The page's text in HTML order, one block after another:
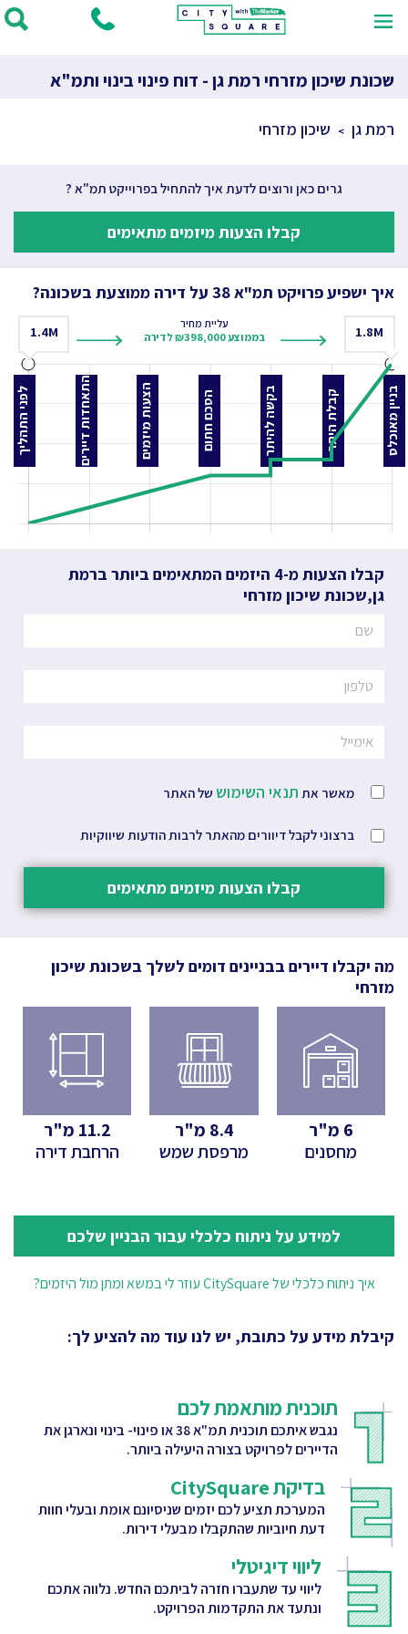
שכונת שיכון מזרחי רמת גן - דוח פינוי בינוי ותמ"א
רמת גן שיכון מזרחי
גרים כאן ורוצים לדעת איך להתחיל בפרוייקט תמ"א ?
קבלו הצעות מיזמים מתאימים
איך ישפיע פרויקט תמ"א 38 על דירה ממוצעת בשכונה?
1.8M
עליית מחיר
בממוצע ₪398,000 לדירה
1.4M
לפני התהליך התאחדות דיירים הצעות מיזמים הסכם חתום בקשה להיתר קבלת היתר בניין מאוכלס
קבלו הצעות מ-4 היזמים המתאימים ביותר
ברמת
גן,שכונת שיכון מזרחי
מאשר את תנאי השימוש של האתר
ברצוני לקבל דיוורים מהאתר לרבות הודעות שיווקיות
קבלו הצעות מיזמים מתאימים
מה יקבלו דיירים בבניינים דומים לשלך בשכונת שיכון
מזרחי
6 מ"ר
מחסנים
8.4 מ"ר
מרפסת שמש
11.2 מ"ר
הרחבת דירה
למידע על ניתוח כלכלי עבור הבניין שלכם
איך ניתוח כלכלי של CitySquare עוזר לי במשא ומתן מול היזמים?
קיבלת מידע על כתובת, יש לנו עוד מה להציע לך:
תוכנית מותאמת לכם
נגבש איתכם תוכנית תמ"א 38 או פינוי- בינוי ונארגן את
הדיירים לפרויקט בצורה היעילה ביותר.
בדיקת CitySquare
המערכת תציע לכם יזמים שניסיונם אומת ובעלי חוות
דעת חיוביות שהתקבלו מבעלי דירות.
ליווי דיגיטלי
ליווי עד שתעברו חזרה לביתכם החדש. נלווה אתכם
ונתעד את התקדמות הפרויקט.